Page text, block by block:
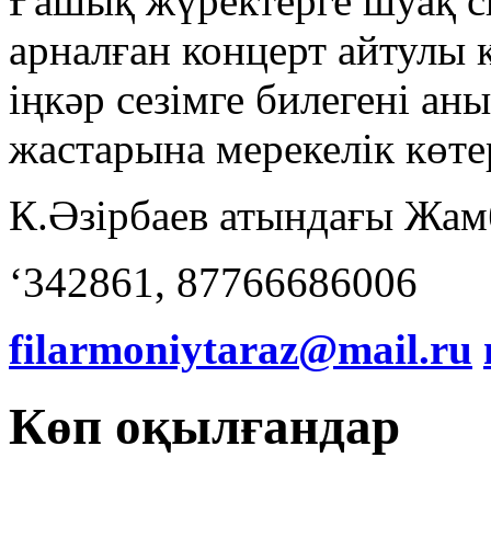
арналған концерт
іңкәр сезімге билегені
жастарына мерекелік
К.Әзірбаев атындағы
‘342861, 87766686006
filarmoniytaraz@mail.ru
Көп оқылғандар